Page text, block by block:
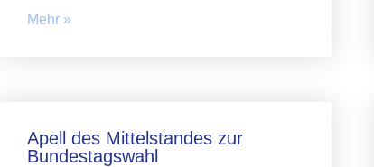
Mehr »
Apell des Mittelstandes zur
Bundestagswahl